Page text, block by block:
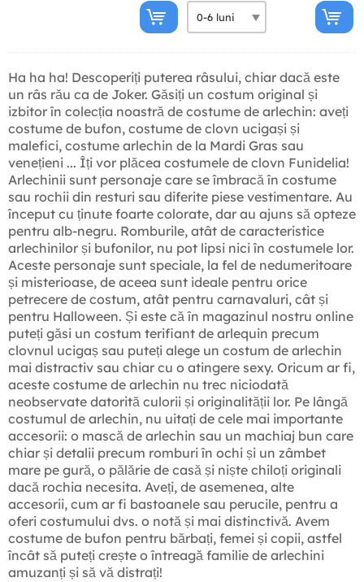
Ha ha ha! Descoperiți puterea râsului, chiar dacă este
un râs rău ca de Joker. Găsiți un costum original și
izbitor în colecția noastră de costume de arlechin: aveți
costume de bufon, costume de clovn ucigași și
malefici, costume arlechin de la Mardi Gras sau
venețieni ... Îți vor plăcea costumele de clovn Funidelia!
Arlechinii sunt personaje care se îmbracă în costume
sau rochii din resturi sau diferite piese vestimentare. Au
început cu ținute foarte colorate, dar au ajuns să opteze
pentru alb-negru. Romburile, atât de caracteristice
arlechinilor și bufonilor, nu pot lipsi nici în costumele lor.
Aceste personaje sunt speciale, la fel de nedumeritoare
și misterioase, de aceea sunt ideale pentru orice
petrecere de costum, atât pentru carnavaluri, cât și
pentru Halloween. Și este că în magazinul nostru online
puteți găsi un costum terifiant de arlequin precum
clovnul ucigaș sau puteți alege un costum de arlechin
mai distractiv sau chiar cu o atingere sexy. Oricum ar fi,
aceste costume de arlechin nu trec niciodată
neobservate datorită culorii și originalității lor. Pe lângă
costumul de arlechin, nu uitați de cele mai importante
accesorii: o mască de arlechin sau un machiaj bun care
chiar și detalii precum romburi în ochi și un zâmbet
mare pe gură, o pălărie de casă și niște chiloți originali
dacă rochia necesita. Aveți, de asemenea, alte
accesorii, cum ar fi bastoanele sau perucile, pentru a
oferi costumului dvs. o notă și mai distinctivă. Avem
costume de bufon pentru bărbați, femei și copii, astfel
încât să puteți crește o întreagă familie de arlechini
amuzanți și să vă distrați!